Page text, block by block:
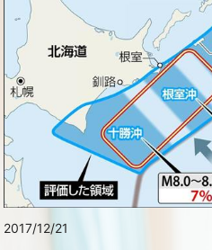
2017/12/21